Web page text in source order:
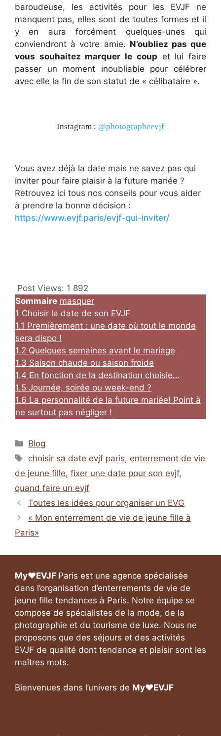
baroudeuse, les activités pour les EVJF ne
manquent pas, elles sont de toutes formes et il
y en aura forcément quelques-unes qui
conviendront à votre amie. N’oubliez pas que
vous souhaitez marquer le coup et lui faire
passer un moment inoubliable pour célébrer
avec elle la fin de son statut de « célibataire ».
Instagram : @photographeevjf
Vous avez déjà la date mais ne savez pas qui
inviter pour faire plaisir à la future mariée ?
Retrouvez ici tous nos conseils pour vous aider
à prendre la bonne décision :
https://www.evjf.paris/evjf-qui-inviter/
Post Views: 1 892
Sommaire masquer
1 Choisir la date de son EVJF
1.1 Premièrement : une date où tout le monde
sera dispo !
1.2 Quelques semaines avant le mariage
1.3 Saison chaude ou saison froide
1.4 En fonction de la destination choisie…
1.5 Journée, soirée ou week-end ?
1.6 La personnalité de la future mariée! Point à
ne surtout pas négliger !
Catégories
Blog
Étiquettes
choisir sa date evjf paris, enterrement de vie
de jeune fille, fixer une date pour son evjf,
quand faire un evjf
Toutes les idées pour organiser un EVG
« Mon enterrement de vie de jeune fille à
Paris»
My❤️EVJF Paris est une agence spécialisée
dans l’organisation d’enterrements de vie de
jeune fille tendances à Paris. Notre équipe se
compose de spécialistes de la mode, de la
photographie et du tourisme de luxe. Nous ne
proposons que des séjours et des activités
EVJF de qualité dont tendance et plaisir sont les
maîtres mots.
Bienvenues dans l’univers de My❤️EVJF